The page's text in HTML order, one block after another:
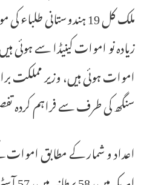
ملک کل 19 ہندوستانی
زیادہ نو اموات کینیڈا سے ہوئی
اموات ہوئی ہیں، وزیر مملکت
سنگھ کی طرف سے فراہم کردہ